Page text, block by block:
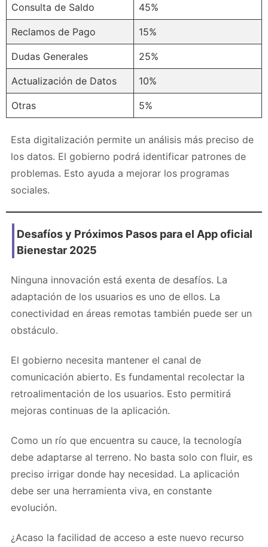
Consulta de Saldo 45%
Reclamos de Pago 15%
Dudas Generales 25%
Actualización de Datos 10%
Otras 5%
Esta digitalización permite un análisis más preciso de
los datos. El gobierno podrá identificar patrones de
problemas. Esto ayuda a mejorar los programas
sociales.
Desafíos y Próximos Pasos para el App oficial
Bienestar 2025
Ninguna innovación está exenta de desafíos. La
adaptación de los usuarios es uno de ellos. La
conectividad en áreas remotas también puede ser un
obstáculo.
El gobierno necesita mantener el canal de
comunicación abierto. Es fundamental recolectar la
retroalimentación de los usuarios. Esto permitirá
mejoras continuas de la aplicación.
Como un río que encuentra su cauce, la tecnología
debe adaptarse al terreno. No basta solo con fluir, es
preciso irrigar donde hay necesidad. La aplicación
debe ser una herramienta viva, en constante
evolución.
¿Acaso la facilidad de acceso a este nuevo recurso